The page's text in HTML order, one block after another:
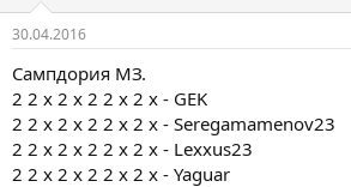
30.04.2016
Сампдория МЗ.
2 2 x 2 x 2 2 x 2 x - GEK
2 2 x 2 x 2 2 x 2 x - Seregamamenov23
2 2 x 2 x 2 2 x 2 x - Lexxus23
2 2 x 2 x 2 2 x 2 x - Yaguar